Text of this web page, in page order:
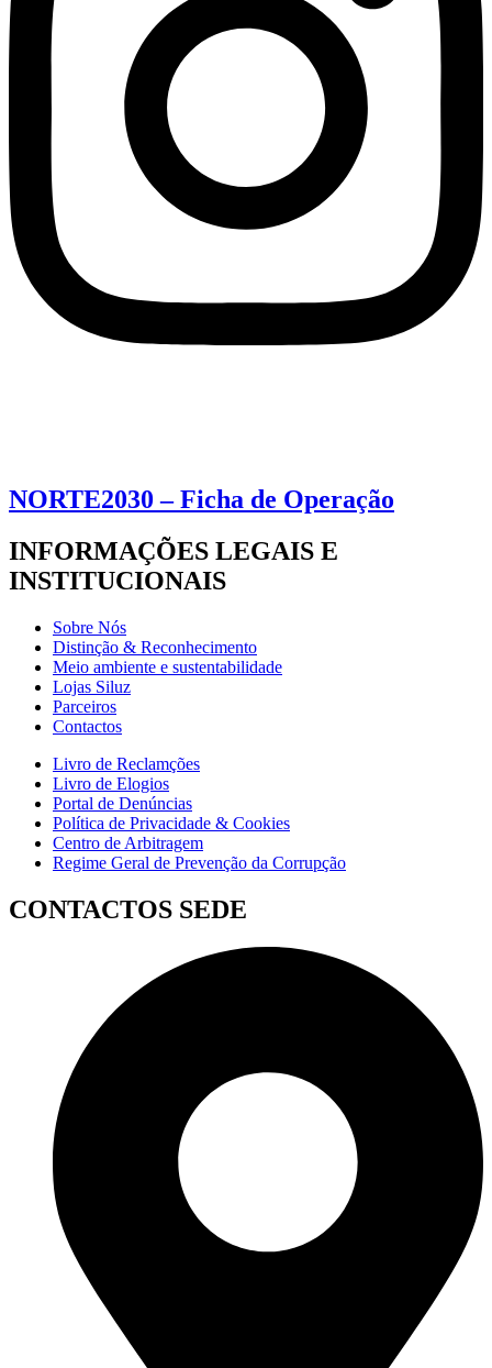
NORTE2030 – Ficha de Operação
INFORMAÇÕES LEGAIS E
INSTITUCIONAIS
Sobre Nós
Distinção & Reconhecimento
Meio ambiente e sustentabilidade
Lojas Siluz
Parceiros
Contactos
Livro de Reclamções
Livro de Elogios
Portal de Denúncias
Política de Privacidade & Cookies
Centro de Arbitragem
Regime Geral de Prevenção da Corrupção
CONTACTOS SEDE